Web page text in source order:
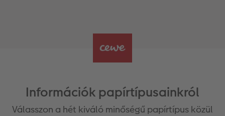
Információk papírtípusainkról
Válasszon a hét kiváló minőségű papírtípus közül